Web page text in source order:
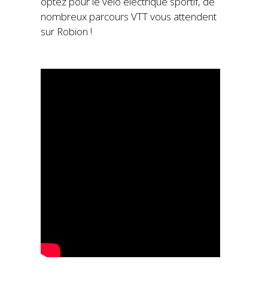
nombreux parcours VTT vous attendent
sur Robion !